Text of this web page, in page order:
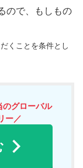
ので、もしもの
くことを条件とし
グローバル
ー／